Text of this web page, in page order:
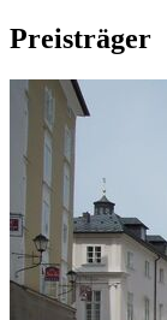
Preisträger